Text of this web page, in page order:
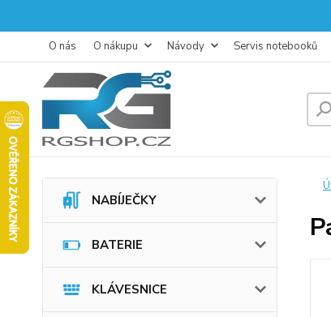
O nás O nákupu Návody Servis notebooků
NABÍJEČKY
BATERIE
KLÁVESNICE